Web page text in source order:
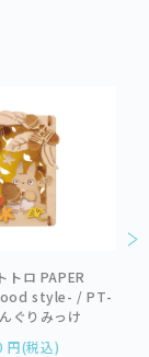
トロ PAPER
style- / PT-
ぐりみっけ
円(税込)